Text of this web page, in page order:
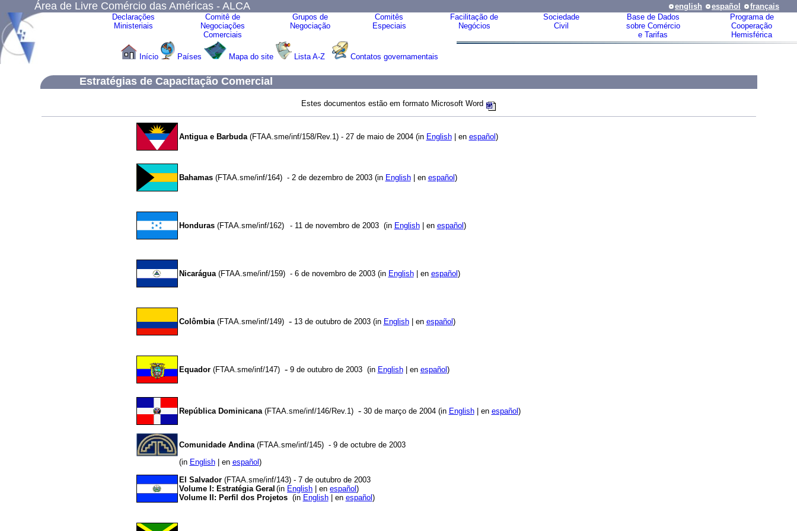
Área de Livre Comércio das Américas - ALCA english español
français
Declarações
Ministeriais
Comitê de
Negociações
Comerciais
Grupos de
Negociação
Comitês
Especiais
Facilitação de
Negócios
Sociedade
Civil
Base de Dados
sobre Comércio
e Tarifas
Programa de
Cooperação
Hemisférica
Início Países Mapa do site Lista A-Z Contatos governamentais
Estratégias de Capacitação Comercial
Estes documentos estão em formato Microsoft Word
Antigua e Barbuda(FTAA.sme/inf/158/Rev.1) - 27 de maio de 2004 (in English| en español )
Bahamas (FTAA.sme/inf/164) - 2 de dezembro de 2003 (in English| en español )
Honduras (FTAA.sme/inf/162) - 11 de novembro de 2003 (in English| en español )
Nicarágua (FTAA.sme/inf/159) - 6 de novembro de 2003 (in English| en español )
Colômbia (FTAA.sme/inf/149) - 13 de outubro de 2003 (in English| en español )
Equador (FTAA.sme/inf/147) - 9 de outubro de 2003 (in English| en español )
República Dominicana (FTAA.sme/inf/146/Rev.1) - 30 de março de 2004 (in English| en español )
Comunidade Andina(FTAA.sme/inf/145) - 9 de octubre de 2003
(in English| en español )
El Salvador(FTAA.sme/inf/143) - 7 de outubro de 2003
Volume I: Estratégia Geral (in English | enespañol)
Volume II: Perfil dos Projetos(in English| en español )